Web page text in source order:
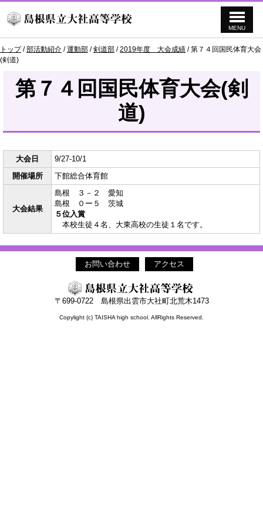
MENU
現
在
トップ/部活動紹介 /運動部 /剣道部 /2019年度 大会成績 /第７４回国民体育大会
(剣道)
第７４回国民体育大会(剣
道)
大会日
9/27-10/1
開催場所
下館総合体育館
大会結果
島根 ３－２ 愛知
島根 ０ー５ 茨城
５位入賞
本校生徒４名、大東高校の生徒１名です。
お問い合わせ アクセス
〒699-0722 島根県出雲市大社町北荒木1473
Copylight (c) TAISHA high school. AllRights Reserved.